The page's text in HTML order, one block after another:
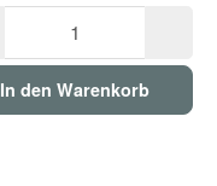
In den Warenkorb